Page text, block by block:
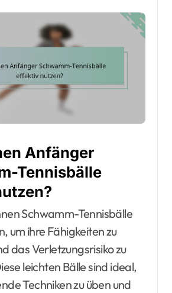
Anfänger
Tennisbälle
Schwamm-Tennisbälle
um ihre Fähigkeiten zu
das Verletzungsrisiko zu
leichten Bälle sind ideal,
Techniken zu üben und